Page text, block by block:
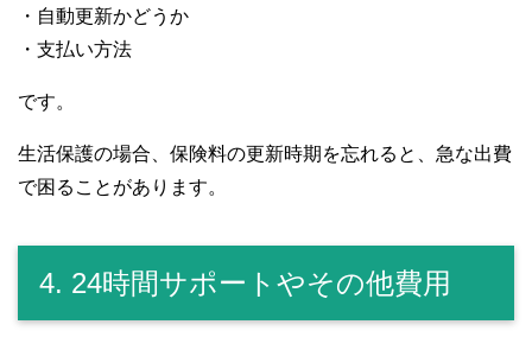
・自動更新かどうか
・支払い方法
です。
生活保護の場合、保険料の更新時期を忘れると、急な出費
で困ることがあります。
4. 24時間サポートやその他費用